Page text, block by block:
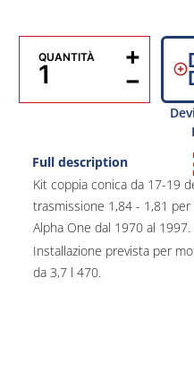
QUANTITÀ
−
+
Full description
Kit coppia conica da 17-19
trasmissione 1,84 - 1,81
Alpha One dal 1970 al 1997.
Installazione prevista per
da 3,7 l 470.